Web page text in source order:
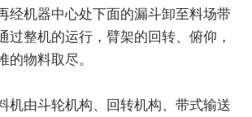
经机器中心处下面的漏斗卸至料场带
过整机的运行，臂架的回转、俯仰，
的物料取尽。
机由斗轮机构、回转机构、带式输送